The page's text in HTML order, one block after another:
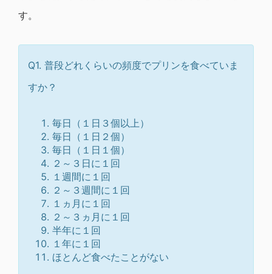
す。
Q1. 普段どれくらいの頻度でプリンを食べていま
すか？
毎日（１日３個以上）
毎日（１日２個）
毎日（１日１個）
２～３日に１回
１週間に１回
２～３週間に１回
１ヵ月に１回
２～３ヵ月に１回
半年に１回
１年に１回
ほとんど食べたことがない